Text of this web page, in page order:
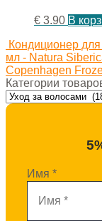
€ 3.90 В
Кондиционер
мл - Natura
Copenhagen
Категории
Имя *